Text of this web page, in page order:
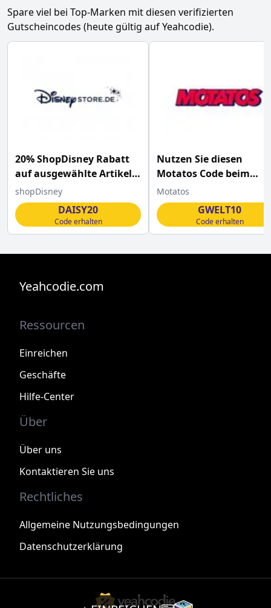
Spare viel bei Top-Marken mit diesen verifizierten
Gutscheincodes (heute gültig auf Yeahcodie).
20% ShopDisney Rabatt
auf ausgewählte Artikel
mit diesem Code
shopDisney
DAISY20
Code erhalten
Nutzen Sie diesen
Motatos Code beim
Checkout und sparen
Motatos
GWELT10
Code erhalten
Yeahcodie.com
Ressourcen
Einreichen
Geschäfte
Hilfe-Center
Über
Über uns
Kontaktieren Sie uns
Rechtliches
Allgemeine Nutzungsbedingungen
Datenschutzerklärung